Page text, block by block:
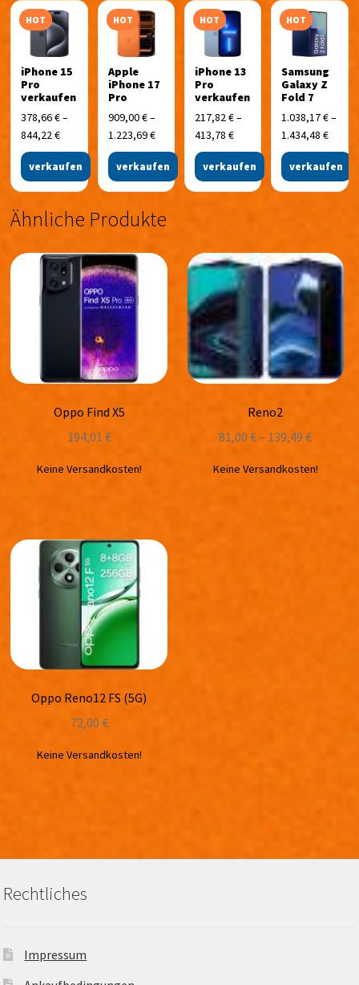
HOT
iPhone 15
Pro
verkaufen
378,66€–
844,22€
verkaufen
HOT
Apple
iPhone 17
Pro
909,00€–
1.223,69€
verkaufen
HOT
iPhone 13
Pro
verkaufen
217,82€–
413,78 €
verkaufen
HOT
Samsung
Galaxy Z
Fold 7
1.038,17€–
1.434,48€
verkaufen
Ähnliche Produkte
Oppo Find X5
194,01 €
Keine Versandkosten!
Reno2
81,00€– 139,49€
Keine Versandkosten!
Oppo Reno12 FS (5G)
72,00 €
Keine Versandkosten!
Rechtliches
Impressum